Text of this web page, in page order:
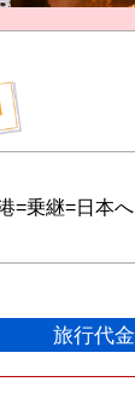
=乗継=日本へ
旅行代金